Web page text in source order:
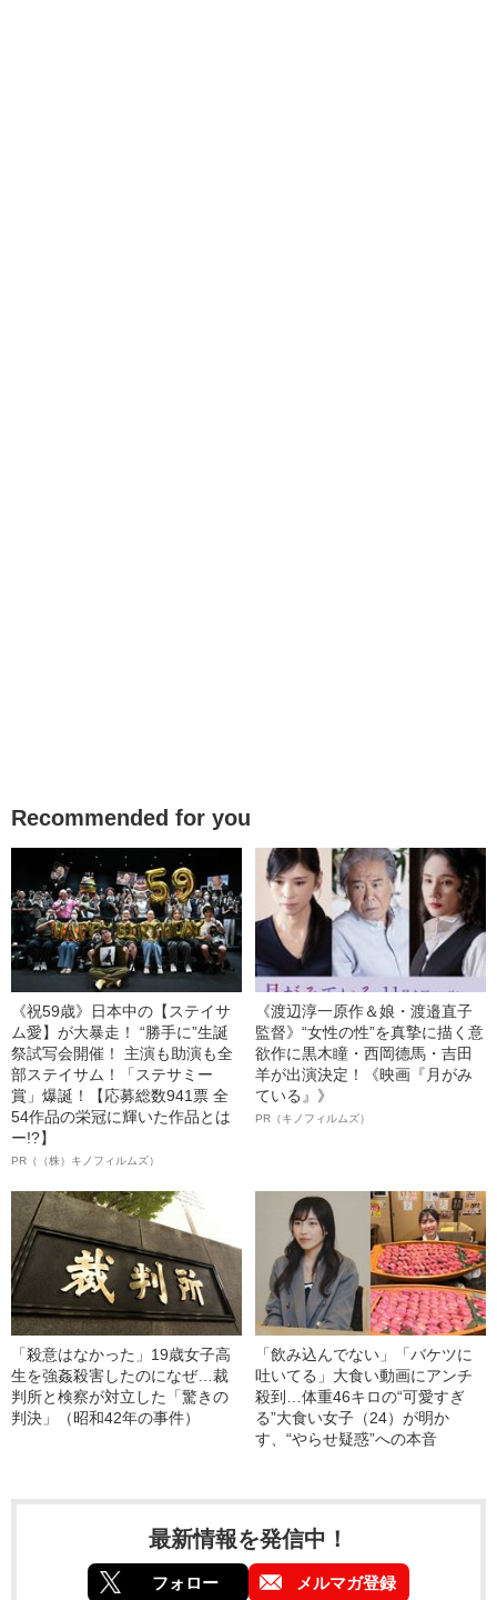
Recommended for you
《祝59歳》日本中の【ステイサ
ム愛】が大暴走！ “勝手に”生誕
祭試写会開催！ 主演も助演も全
部ステイサム！「ステサミー
賞」爆誕！【応募総数941票 全
54作品の栄冠に輝いた作品とは
ー!?】
PR（（株）キノフィルムズ）
《渡辺淳一原作＆娘・渡邉直子
監督》“女性の性”を真摯に描く意
欲作に黒木瞳・西岡德馬・吉田
羊が出演決定！《映画『月がみ
ている』》
PR（キノフィルムズ）
「殺意はなかった」19歳女子高
生を強姦殺害したのになぜ…裁
判所と検察が対立した「驚きの
判決」（昭和42年の事件）
「飲み込んでない」「バケツに
吐いてる」大食い動画にアンチ
殺到…体重46キロの“可愛すぎ
る”大食い女子（24）が明か
す、“やらせ疑惑”への本音
最新情報を発信中！
フォロー メルマガ登録